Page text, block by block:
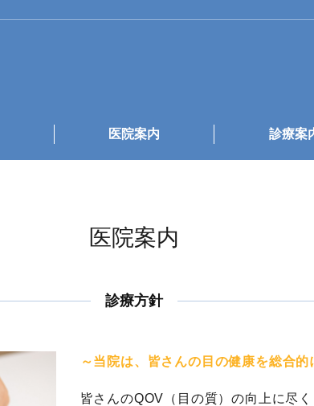
医院案内 診療案
医院案内
診療方針
～当院は、皆さんの目の健康を総合的
皆さんのQOV（目の質）の向上に尽く